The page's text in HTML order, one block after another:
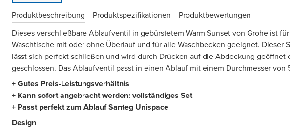
Produktbeschreibung Produktspezifikationen
Produktbewertungen
Dieses verschließbare Ablaufventil in gebürstetem Warm Sunset von Grohe ist für
Waschtische mit oder ohne Überlauf und für alle Waschbecken geeignet. Dieser
lässt sich perfekt schließen und wird durch Drücken auf die Abdeckung geöffnet
geschlossen. Das Ablaufventil passt in einen Ablauf mit einem Durchmesser von
+ Gutes Preis-Leistungsverhältnis
+ Kann sofort angebracht werden: vollständiges Set
+ Passt perfekt zum Ablauf Santeg Unispace
Design